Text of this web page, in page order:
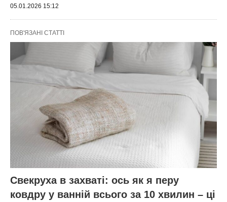
05.01.2026 15:12
ПОВ'ЯЗАНІ СТАТТІ
Свекруха в захваті: ось як я перу
ковдру у ванній всього за 10 хвилин – ці